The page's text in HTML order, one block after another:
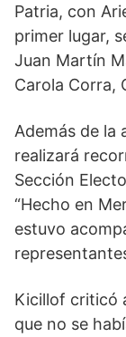
Patria, con
primer lugar,
Juan Martín
Carola Corra,
Además de la
realizará
Sección
“Hecho en
estuvo
Kicillof criticó
que no se